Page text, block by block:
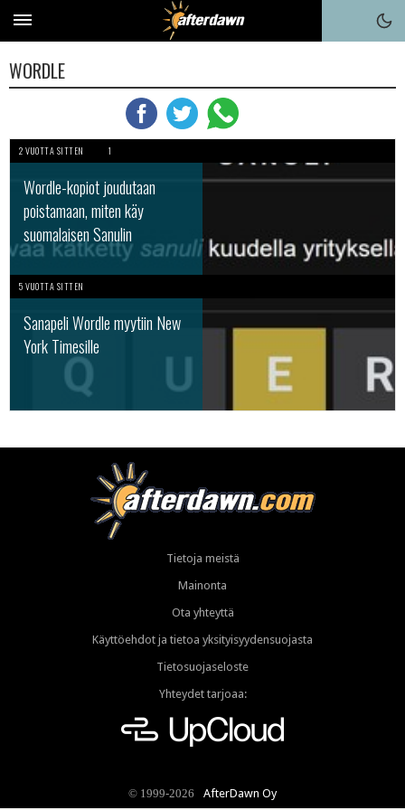
WORDLE
2 VUOTTA SITTEN 1
Wordle-kopiot joudutaan
poistamaan, miten käy
suomalaisen Sanulin
5 VUOTTA SITTEN
Sanapeli Wordle myytiin New
York Timesille
Tietoja meistä
Mainonta
Ota yhteyttä
Käyttöehdot ja tietoa yksityisyydensuojasta
Tietosuojaseloste
Yhteydet tarjoaa:
© 1999-2026 AfterDawn Oy